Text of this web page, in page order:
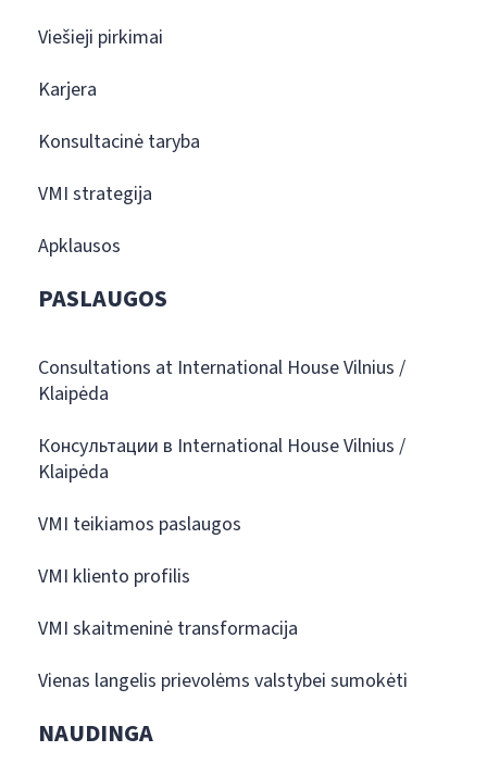
Viešieji pirkimai
Karjera
Konsultacinė taryba
VMI strategija
Apklausos
PASLAUGOS
Consultations at International House Vilnius /
Klaipėda
Консультации в International House Vilnius /
Klaipėda
VMI teikiamos paslaugos
VMI kliento profilis
VMI skaitmeninė transformacija
Vienas langelis prievolėms valstybei sumokėti
NAUDINGA